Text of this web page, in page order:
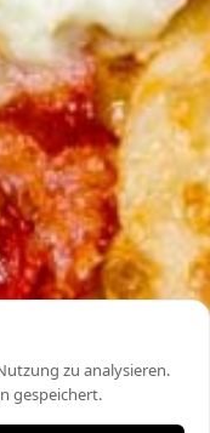
zu analysieren.
gespeichert.